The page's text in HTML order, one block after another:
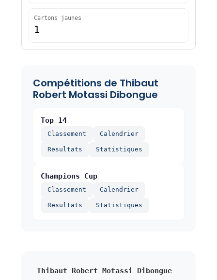
Cartons jaunes
1
Compétitions de Thibaut
Robert Motassi Dibongue
Top 14
Classement Calendrier
Resultats Statistiques
Champions Cup
Classement Calendrier
Resultats Statistiques
Thibaut Robert Motassi Dibongue